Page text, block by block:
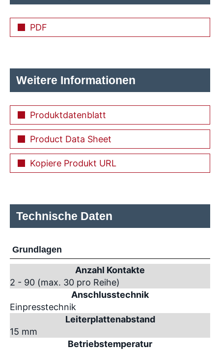
PDF
Weitere Informationen
Produktdatenblatt
Product Data Sheet
Kopiere Produkt URL
Technische Daten
Grundlagen
Anzahl Kontakte
2 - 90 (max. 30 pro Reihe)
Anschlusstechnik
Einpresstechnik
Leiterplattenabstand
15 mm
Betriebstemperatur